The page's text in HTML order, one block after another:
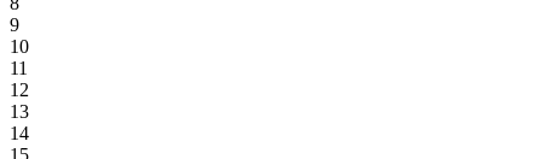
9
10
11
12
13
14
15